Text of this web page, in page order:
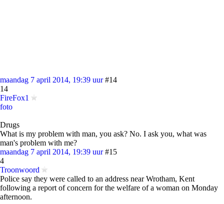
maandag 7 april 2014, 19:39 uur #14
14
FireFox1
foto
Drugs
What is my problem with man, you ask? No. I ask you, what was
man's problem with me?
maandag 7 april 2014, 19:39 uur #15
4
Troonwoord
Police say they were called to an address near Wrotham, Kent
following a report of concern for the welfare of a woman on Monday
afternoon.